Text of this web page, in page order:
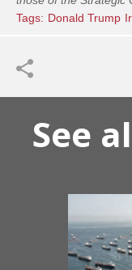
Tags: Donald Trump
See